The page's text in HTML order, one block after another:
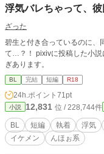
浮気バレちゃって、
ざった
碧生と付き合っているのに、
て…？！ pixivに投稿した小説に後日談を追加したものです。 ※♡喘ぎ、濁音喘
ぎあります。
BL 完結 短編 R18
24h.ポイント 71pt
小説 12,831 位 / 228,744件
BL 短編 執着 浮気
イケメン
んほぉ系